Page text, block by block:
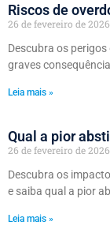
Riscos de
26 de fevereiro de 2026
Descubra os
graves
Leia mais »
Qual a pior
26 de fevereiro de 2026
Descubra os
e saiba qual a pior
Leia mais »